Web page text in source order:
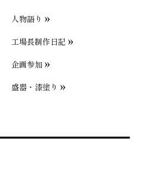
人物語り
工場長制作日記
企画参加
盛器・漆塗り